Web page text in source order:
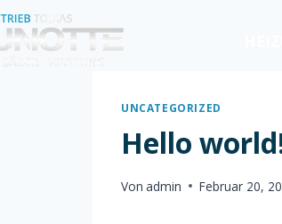
UNCATEGORIZED
Hello
Von admin Februar 20,